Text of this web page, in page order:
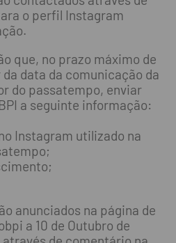
o perfil Instagram
que, no prazo máximo de
data da comunicação da
do passatempo, enviar
a seguinte informação:
Instagram utilizado na
anunciados na página de
a 10 de Outubro de